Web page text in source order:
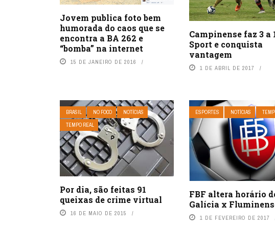
Jovem publica foto bem
humorada do caos que se
encontra a BA 262 e
“bomba” na internet
15 DE JANEIRO DE 2016
Campinense faz 3 a
Sport e conquista
vantagem
1 DE ABRIL DE 2017
BRASIL NO FOCO
NOTÍCIAS
TEMPO REAL
Por dia, são feitas 91
queixas de crime virtual
16 DE MAIO DE 2015
ESPORTES NOTÍCIAS
FBF altera horário
Galícia x
1 DE FEVEREIRO DE 2017